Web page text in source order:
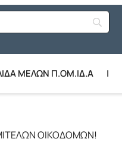
ΜΕΛΩΝ Π.ΟΜ.ΙΔ.Α |
ΟΙΚΟΔΟΜΩΝ!